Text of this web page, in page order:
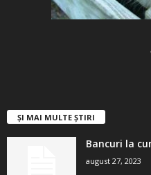
ȘI MAI MULTE ȘTIRI
Bancuri la
august 27, 2023